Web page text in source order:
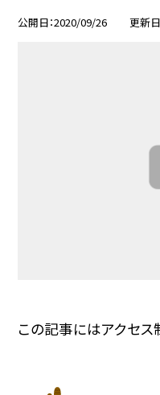
公開日 2020/09/26 更新日
この記事にはアクセ